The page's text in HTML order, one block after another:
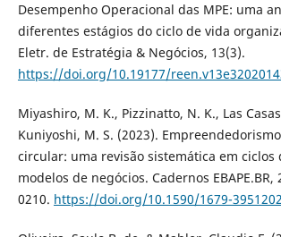
Desempenho Operacional das MPE: uma
diferentes estágios do ciclo de vida
Eletr. de Estratégia & Negócios, 13(3).
https://doi.org/10.19177/
Miyashiro, M. K., Pizzinatto, N. K., Las
Kuniyoshi, M. S. (2023).
circular: uma revisão sistemática em ciclos
modelos de negócios. Cadernos EBAPE.BR,
0210. https://doi.org/10.1590/1679-